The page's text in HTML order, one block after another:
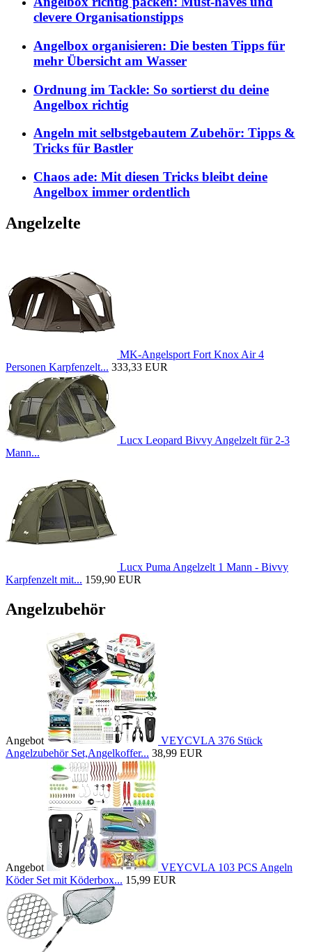
clevere Organisationstipps
Angelbox organisieren: Die besten Tipps für
mehr Übersicht am Wasser
Ordnung im Tackle: So sortierst du deine
Angelbox richtig
Angeln mit selbstgebautem Zubehör: Tipps &
Tricks für Bastler
Chaos ade: Mit diesen Tricks bleibt deine
Angelbox immer ordentlich
Angelzelte
MK-Angelsport Fort Knox Air 4
Personen Karpfenzelt... 333,33 EUR
Lucx Leopard Bivvy Angelzelt für 2-3
Mann...
Lucx Puma Angelzelt 1 Mann - Bivvy
Karpfenzelt mit... 159,90 EUR
Angelzubehör
Angebot
VEYCVLA 376 Stück
Angelzubehör Set,Angelkoffer... 38,99 EUR
Angebot
VEYCVLA 103 PCS Angeln
Köder Set mit Köderbox... 15,99 EUR